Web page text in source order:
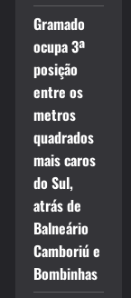
Gramado
ocupa 3ª
posição
entre os
metros
quadrados
mais caros
do Sul,
atrás de
Balneário
Camboriú e
Bombinhas